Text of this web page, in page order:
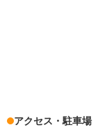
アクセス・駐車場